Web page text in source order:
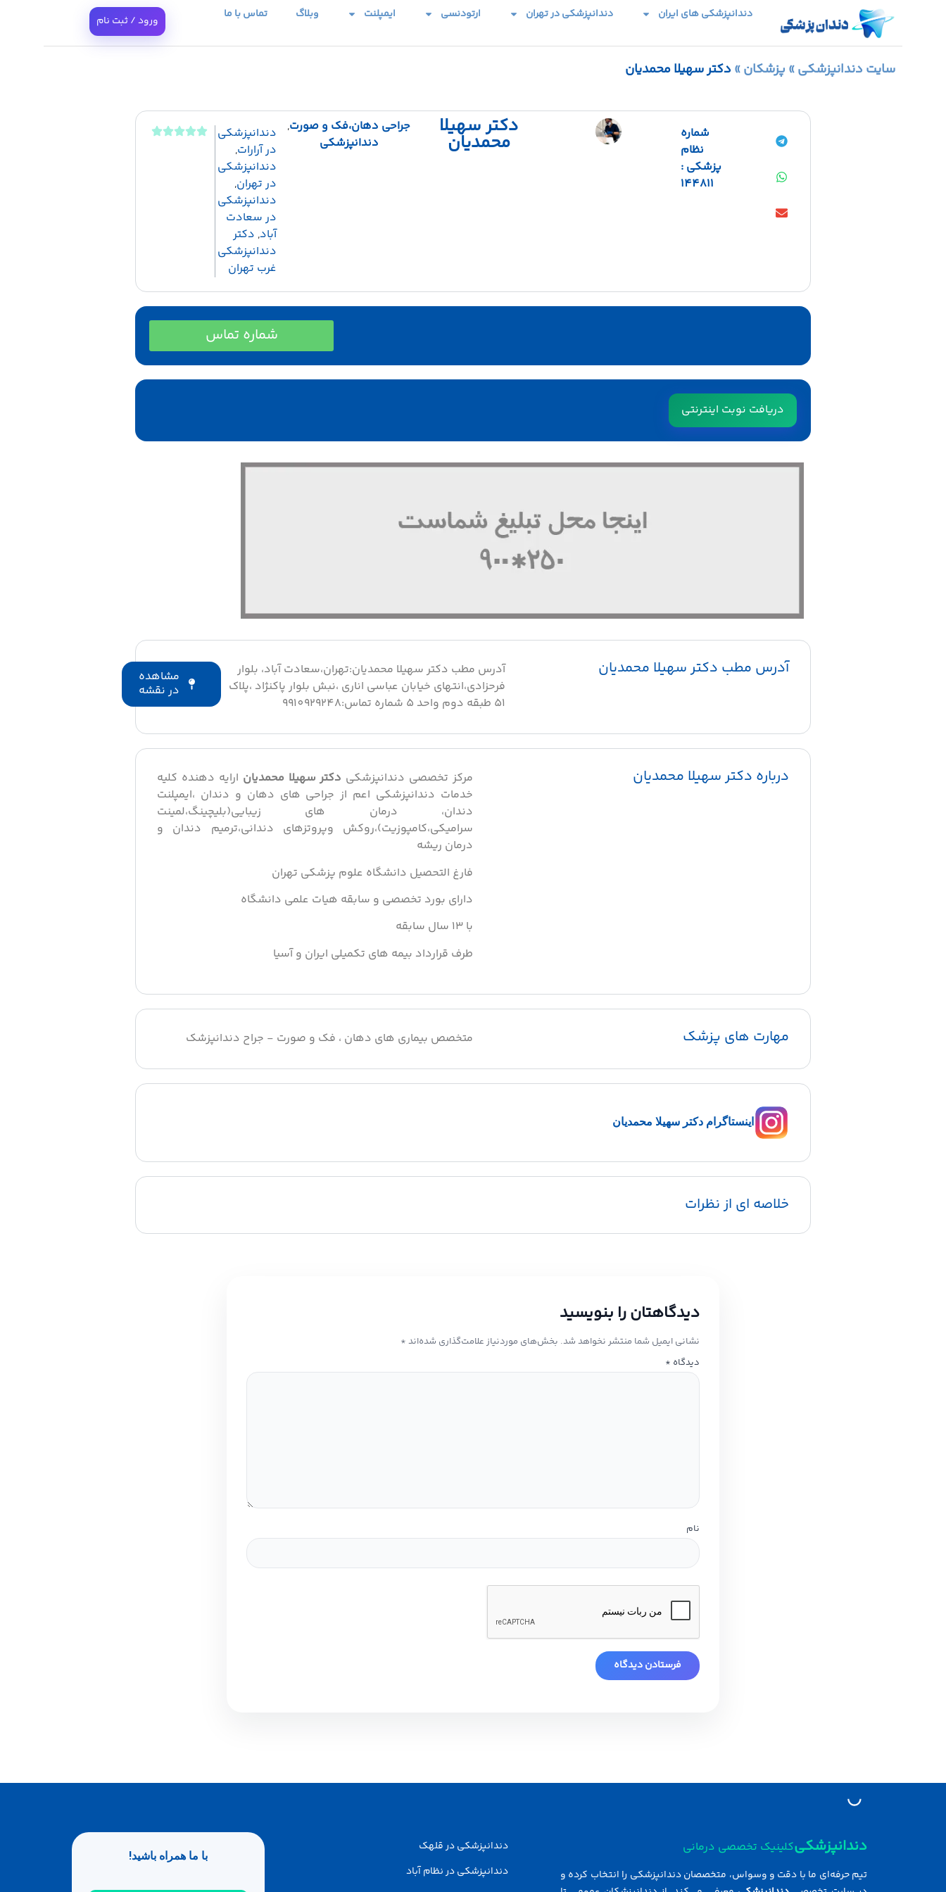
دندانپزشکی های ایران دندانپزشکی در تهران ارتودنسی ایمپلنت وبلاگ تماس با ما ورود / ثبت نام
سایت دندانپزشکی» پزشکان» دکتر سهیلا محمدیان
شماره
نظام
پزشکی :
144811
دکتر سهیلا
محمدیان
جراحی دهان،فک و صورت,
دندانپزشکی
دندانپزشکی
در آرارات,
دندانپزشکی
در تهران,
دندانپزشکی
در سعادت
آباد, دکتر
دندانپزشکی
غرب تهران
شماره تماس
دریافت نوبت اینترنتی
آدرس مطب دکتر سهیلا محمدیان
آدرس مطب دکتر سهیلا محمدیان:تهران،سعادت آباد، بلوار
فرحزادی،انتهای خیابان عباسی اناری ،نبش بلوار پاکنژاد ،پلاک
٥١ طبقه دوم واحد ٥ شماره تماس:9910929248
مشاهده
در نقشه
درباره دکتر سهیلا محمدیان مرکز تخصصی دندانپزشکی دکتر سهیلا محمدیان ارایه دهنده کلیه
خدمات دندانپزشکی اعم از جراحی های دهان و دندان ،ایمپلنت
دندان، درمان های زیبایی(بلیچینگ،لمینت
سرامیکی،کامپوزیت)،روکش وپروتزهای دندانی،ترمیم دندان و
درمان ریشه
فارغ التحصیل دانشگاه علوم پزشکی تهران
دارای بورد تخصصی و سابقه هیات علمی دانشگاه
با 13 سال سابقه
طرف قرارداد بیمه های تکمیلی ایران و آسیا
مهارت های پزشک متخصص بیماری های دهان ، فک و صورت - جراح دندانپزشک
اینستاگرام دکتر سهیلا محمدیان
خلاصه ای از نظرات
دیدگاهتان را بنویسید
نشانی ایمیل شما منتشر نخواهد شد. بخش‌های موردنیاز علامت‌گذاری شده‌اند *
دیدگاه *
نام
دندانپزشکیکلینیک تخصصی درمانی
تیم حرفه‌ای ما با دقت و وسواس، متخصصان دندانپزشکی را انتخاب کرده و
دندانپزشکی در قلهک
دندانپزشکی در نظام آباد
با ما همراه باشید!